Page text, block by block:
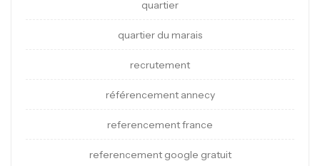
quartier
quartier du marais
recrutement
référencement annecy
referencement france
referencement google gratuit